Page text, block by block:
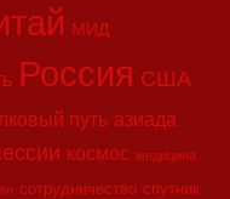
МИД
Россия США
путь азиада
космос медицина
сотрудничество спутник